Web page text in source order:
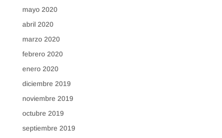
mayo 2020
abril 2020
marzo 2020
febrero 2020
enero 2020
diciembre 2019
noviembre 2019
octubre 2019
septiembre 2019